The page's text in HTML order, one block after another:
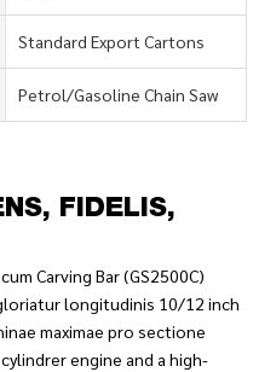
Standard Export Cartons
Petrol/Gasoline Chain Saw
FIDELIS,
Carving Bar (GS2500C)
longitudinis 10/12 inch
maximae pro sectione
engine and a high-